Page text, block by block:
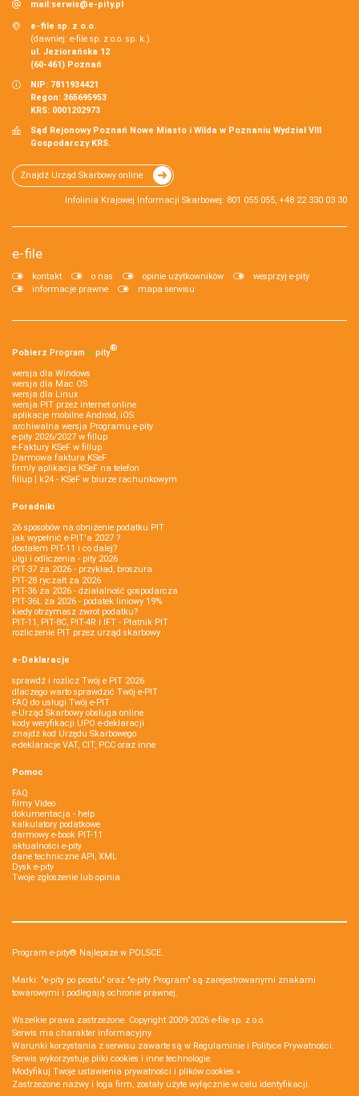
mail:serwis@e-pity.pl
e-file sp. z o.o.
(dawniej: e-file sp. z o.o. sp. k.)
ul. Jeziorańska 12
(60-461) Poznań
NIP: 7811934421
Regon: 365695953
KRS: 0001202973
Sąd Rejonowy Poznań Nowe Miasto i Wilda w Poznaniu Wydział VIII
Gospodarczy KRS.
Znajdź Urząd Skarbowy online
Infolinia Krajowej Informacji Skarbowej: 801 055 055, +48 22 330 03 30
e-file
kontakt o nas opinie użytkowników
wesprzyj e-pity
informacje prawne
mapa serwisu
Pobierz Program e‑pity®
wersja dla Windows
wersja dla Mac OS
wersja dla Linux
wersja PIT przez internet online
aplikacje mobilne Android, iOS
archiwalna wersja Programu e-pity
e-pity 2026/2027 w fillup
e‑Faktury KSeF w fillup
Darmowa faktura KSeF
firmly aplikacja KSeF na telefon
fillup | k24 - KSeF w biurze rachunkowym
Poradniki
26 sposobów na obniżenie podatku PIT
jak wypełnić e-PIT'a 2027 ?
dostałem PIT-11 i co dalej?
ulgi i odliczenia - pity 2026
PIT-37 za 2026 - przykład, broszura
PIT-28 ryczałt za 2026
PIT-36 za 2026 - działalność gospodarcza
PIT-36L za 2026 - podatek liniowy 19%
kiedy otrzymasz zwrot podatku?
PIT-11, PIT-8C, PIT-4R i IFT - Płatnik PIT
rozliczenie PIT przez urząd skarbowy
e-Deklaracje
sprawdź i rozlicz Twój e PIT 2026
dlaczego warto sprawdzić Twój e-PIT
FAQ do usługi Twój e-PIT
e-Urząd Skarbowy obsługa online
kody weryfikacji UPO e-deklaracji
znajdź kod Urzędu Skarbowego
e-deklaracje VAT, CIT, PCC oraz inne
Pomoc
FAQ
filmy Video
dokumentacja - help
kalkulatory podatkowe
darmowy e-book PIT-11
aktualności e-pity
dane techniczne API, XML
Dysk e-pity
Twoje zgłoszenie lub opinia
Program e-pity® Najlepsze w POLSCE.
Marki: "e-pity po prostu" oraz "e-pity Program" są zarejestrowanymi znakami
towarowymi i podlegają ochronie prawnej.
Wszelkie prawa zastrzeżone. Copyright 2009-2026 e-file sp. z o.o.
Serwis ma charakter informacyjny.
Warunki korzystania z serwisu zawarte są w Regulaminie i Polityce Prywatności.
Serwis wykorzystuje pliki cookies i inne technologie.
Modyfikuj Twoje ustawienia prywatności i plików cookies »
Zastrzeżone nazwy i loga firm, zostały użyte wyłącznie w celu identyfikacji.